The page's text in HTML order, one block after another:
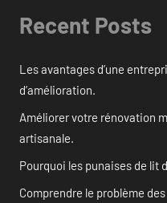
Recent Posts
Les avantages d’une
d’amélioration.
Améliorer votre rénovation
artisanale.
Pourquoi les punaises de lit
Comprendre le problème